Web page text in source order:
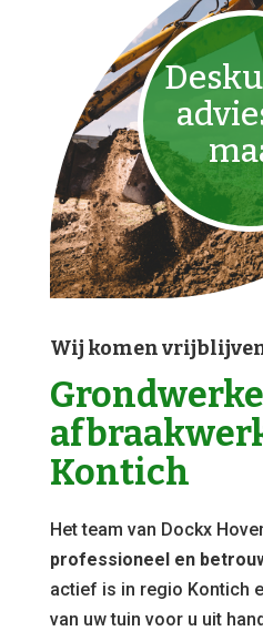
Wij komen
Kontich
Het team van Dockx
professioneel en
actief is in regio Kontich
van uw tuin voor u uit